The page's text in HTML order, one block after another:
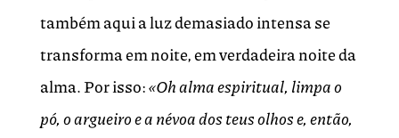
também aqui a luz demasiado intensa se
transforma em noite, em verdadeira noite da
alma. Por isso:«Oh alma espiritual, limpa o
pó, o argueiro e a névoa dos teus olhos e, então,